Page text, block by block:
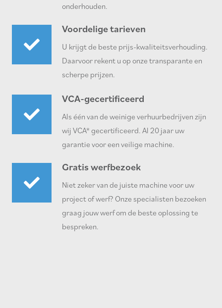
onderhouden.
Voordelige tarieven
U krijgt de beste prijs-kwaliteitsverhouding.
Daarvoor rekent u op onze transparante en
scherpe prijzen.
VCA-gecertificeerd
Als één van de weinige verhuurbedrijven zijn
wij VCA* gecertificeerd. Al 20 jaar uw
garantie voor een veilige machine.
Gratis werfbezoek
Niet zeker van de juiste machine voor uw
project of werf? Onze specialisten bezoeken
graag jouw werf om de beste oplossing te
bespreken.